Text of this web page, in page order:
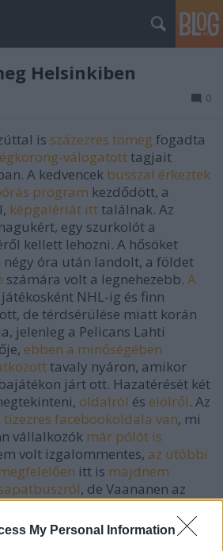
My Personal Information
Helsinkiben
0
is százezres tömeg fogadta
válogatott tagjait
A kedvencek busszal érkeztek
program kezdődött, a
képgalériát itt találnak. Az
egy szurkolót a
kellett lehozni. A hősöket
óra után landolt, a földet
számára volt a legnehezebb. A
játékosként NHL-ig és finn
de térdsérülése miatt korán
jelenleg a Pelicans Lahti
ebben a minőségében
tavaly nyáron, amikor
járt ott. Hazatérését két
oldalról és elölről. Az
facebookoldala van, mi
vállalkozók már pólót is
volt izgalommentes, az utóbbi
itt is majdnem
, de Vaananen az
a reptéri afférban
serleget, mindenki
Témazárásként tekintsenek